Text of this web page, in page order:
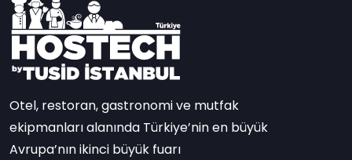
Otel, restoran, gastronomi ve mutfak
ekipmanları alanında Türkiye’nin en büyük
Avrupa’nın ikinci büyük fuarı